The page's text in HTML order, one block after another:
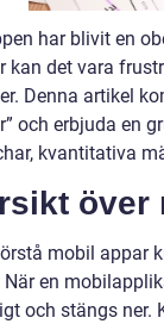
har blivit en
kan det vara
Denna artikel
och erbjuda en
kvantitativa
över
mobil appar
När en
och stängs ner.